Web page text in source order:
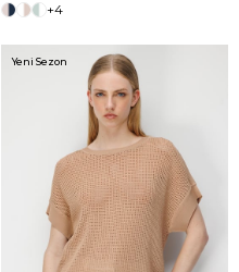
+4
Yeni Sezon